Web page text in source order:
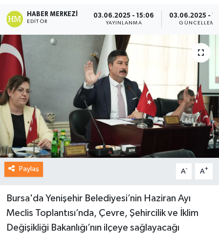
HABER MERKEZI
EDITÖR
03.06.2025 - 15:06
YAYINLANMA
03.06.2025 -
GÜNCELLEME
Paylaş A- A+
Bursa'da Yenişehir Belediyesi’nin Haziran Ayı
Meclis Toplantısı’nda, Çevre, Şehircilik ve İklim
Değişikliği Bakanlığı’nın ilçeye sağlayacağı
MAGAZİN